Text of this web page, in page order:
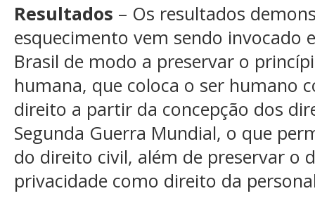
Resultados – Os resultados
esquecimento vem sendo invocado
Brasil de modo a preservar o
humana, que coloca o ser humano
direito a partir da concepção dos
Segunda Guerra Mundial, o que
do direito civil, além de preservar o
privacidade como direito da